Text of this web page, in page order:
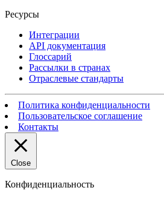
Ресурсы
Интеграции
API документация
Глоссарий
Рассылки в странах
Отраслевые стандарты
Политика конфиденциальности
Пользовательское соглашение
Контакты
Close
Конфиденциальность